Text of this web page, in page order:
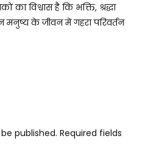
विश्वास है कि भक्ति, श्रद्धा
मनुष्य के जीवन में गहरा परिवर्तन
published. Required fields